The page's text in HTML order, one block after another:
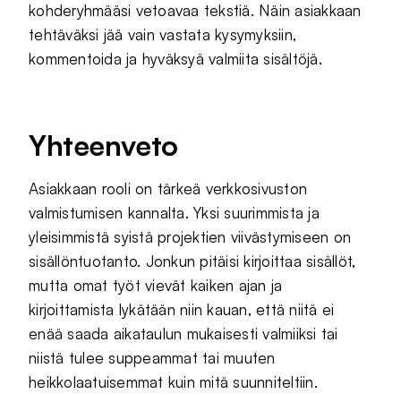
kohderyhmääsi vetoavaa tekstiä. Näin asiakkaan
tehtäväksi jää vain vastata kysymyksiin,
kommentoida ja hyväksyä valmiita sisältöjä.
Yhteenveto
Asiakkaan rooli on tärkeä verkkosivuston
valmistumisen kannalta. Yksi suurimmista ja
yleisimmistä syistä projektien viivästymiseen on
sisällöntuotanto. Jonkun pitäisi kirjoittaa sisällöt,
mutta omat työt vievät kaiken ajan ja
kirjoittamista lykätään niin kauan, että niitä ei
enää saada aikataulun mukaisesti valmiiksi tai
niistä tulee suppeammat tai muuten
heikkolaatuisemmat kuin mitä suunniteltiin.